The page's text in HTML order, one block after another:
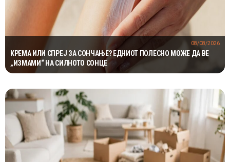
КРЕМА ИЛИ СПРЕЈ ЗА СОНЧАЊЕ? ЕДНИОТ ПОЛЕСНО МОЖЕ ДА ВЕ
„ИЗМАМИ“ НА СИЛНОТО СОНЦЕ
08/08/2026